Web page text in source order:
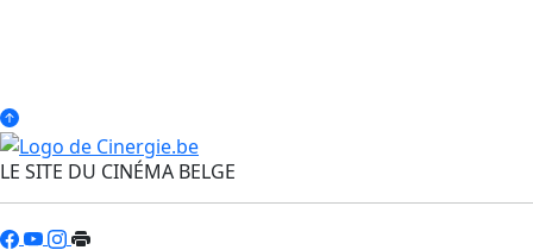
LE SITE DU CINÉMA BELGE